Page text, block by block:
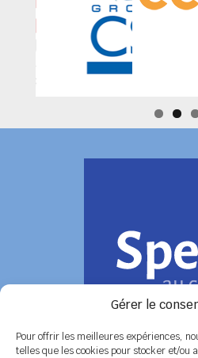
Gérer le
Pour offrir les meilleures expériences,
telles que les cookies pour stocker et/ou